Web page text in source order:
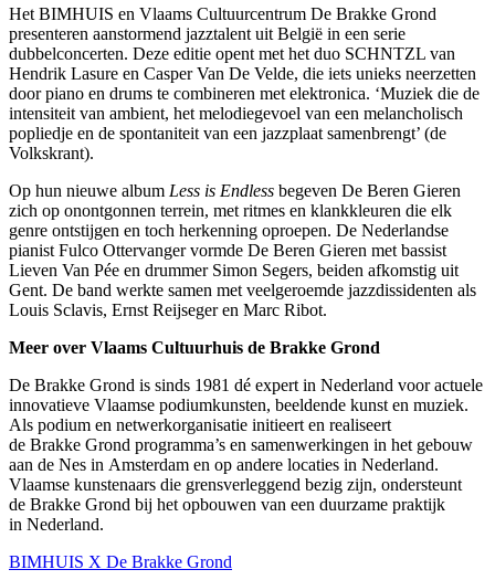
Het BIMHUIS en Vlaams Cultuurcentrum De Brakke Grond
presenteren aanstormend jazztalent uit België in een serie
dubbelconcerten. Deze editie opent met het duo SCHNTZL van
Hendrik Lasure en Casper Van De Velde, die iets unieks neerzetten
door piano en drums te combineren met elektronica. ‘Muziek die de
intensiteit van ambient, het melodiegevoel van een melancholisch
popliedje en de spontaniteit van een jazzplaat samenbrengt’ (de
Volkskrant).
Op hun nieuwe album Less is Endless begeven De Beren Gieren
zich op onontgonnen terrein, met ritmes en klankkleuren die elk
genre ontstijgen en toch herkenning oproepen. De Nederlandse
pianist Fulco Ottervanger vormde De Beren Gieren met bassist
Lieven Van Pée en drummer Simon Segers, beiden afkomstig uit
Gent. De band werkte samen met veelgeroemde jazzdissidenten als
Louis Sclavis, Ernst Reijseger en Marc Ribot.
Meer over Vlaams Cultuurhuis de Brakke Grond
De Brakke Grond is sinds 1981 dé expert in Nederland voor actuele
innovatieve Vlaamse podiumkunsten, beeldende kunst en muziek.
Als podium en netwerkorganisatie initieert en realiseert
de Brakke Grond programma’s en samenwerkingen in het gebouw
aan de Nes in Amsterdam en op andere locaties in Nederland.
Vlaamse kunstenaars die grensverleggend bezig zijn, ondersteunt
de Brakke Grond bij het opbouwen van een duurzame praktijk
in Nederland.
BIMHUIS X De Brakke Grond